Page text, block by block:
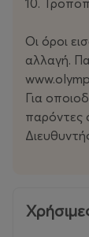
10.
Οι όροι
αλλαγή.
Για
παρόντες